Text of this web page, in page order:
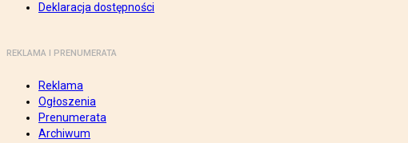
Deklaracja dostępności
REKLAMA I PRENUMERATA
Reklama
Ogłoszenia
Prenumerata
Archiwum